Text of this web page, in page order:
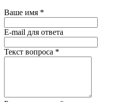
Ваше имя *
E-mail для ответа
Текст вопроса *